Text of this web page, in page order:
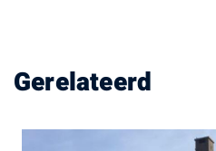
Gerelateerd